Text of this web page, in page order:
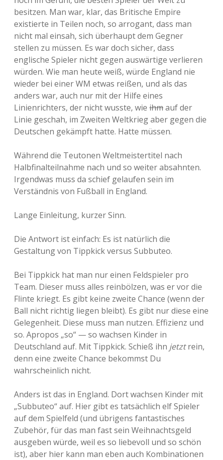
besitzen. Man war, klar, das Britische Empire
existierte in Teilen noch, so arrogant, dass man
nicht mal einsah, sich überhaupt dem Gegner
stellen zu müssen. Es war doch sicher, dass
englische Spieler nicht gegen auswärtige verlieren
würden. Wie man heute weiß, würde England nie
wieder bei einer WM etwas reißen, und als das
anders war, auch nur mit der Hilfe eines
Linienrichters, der nicht wusste, wie ihmauf der
Linie geschah, im Zweiten Weltkrieg aber gegen die
Deutschen gekämpft hatte. Hatte müssen.
Während die Teutonen Weltmeistertitel nach
Halbfinalteilnahme nach und so weiter absahnten.
Irgendwas muss da schief gelaufen sein im
Verständnis von Fußball in England.
Lange Einleitung, kurzer Sinn.
Die Antwort ist einfach: Es ist natürlich die
Gestaltung von Tippkick versus Subbuteo.
Bei Tippkick hat man nur einen Feldspieler pro
Team. Dieser muss alles reinbölzen, was er vor die
Flinte kriegt. Es gibt keine zweite Chance (wenn der
Ball nicht richtig liegen bleibt). Es gibt nur diese eine
Gelegenheit. Diese muss man nutzen. Effizienz und
so. Apropos „so“ — so wachsen Kinder in
Deutschland auf. Mit Tippkick. Schieß ihn jetztrein,
denn eine zweite Chance bekommst Du
wahrscheinlich nicht.
Anders ist das in England. Dort wachsen Kinder mit
„Subbuteo“ auf. Hier gibt es tatsächlich elf Spieler
auf dem Spielfeld (und übrigens fantastisches
Zubehör, für das man fast sein Weihnachtsgeld
ausgeben würde, weil es so liebevoll und so schön
ist), aber hier kann man eben auch Kombinationen